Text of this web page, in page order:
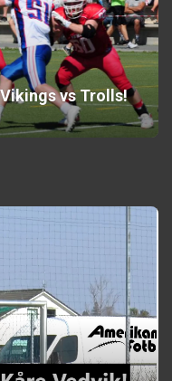
vs Trolls!